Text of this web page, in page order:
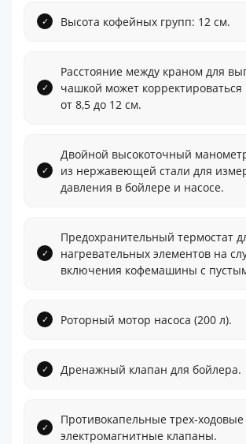
Высота кофейных групп: 12 см.
Расстояние между краном для
чашкой может корректироваться
от 8,5 до 12 см.
Двойной высокоточный
из нержавеющей стали для
давления в бойлере и насосе.
Предохранительный термостат
нагревательных элементов на
включения кофемашины с
Роторный мотор насоса (200 л).
Дренажный клапан для бойлера.
Противокапельные трех-ходовые
электромагнитные клапаны.